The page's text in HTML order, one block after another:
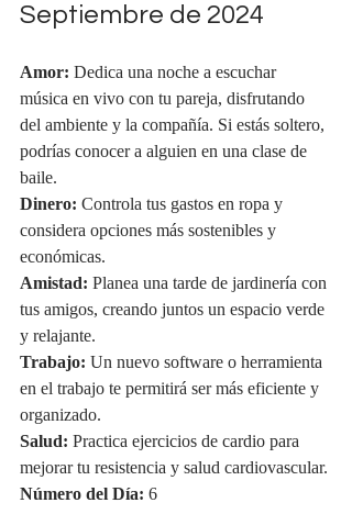
Septiembre de 2024
Amor: Dedica una noche a escuchar
música en vivo con tu pareja, disfrutando
del ambiente y la compañía. Si estás soltero,
podrías conocer a alguien en una clase de
baile.
Dinero: Controla tus gastos en ropa y
considera opciones más sostenibles y
económicas.
Amistad: Planea una tarde de jardinería con
tus amigos, creando juntos un espacio verde
y relajante.
Trabajo: Un nuevo software o herramienta
en el trabajo te permitirá ser más eficiente y
organizado.
Salud: Practica ejercicios de cardio para
mejorar tu resistencia y salud cardiovascular.
Número del Día: 6